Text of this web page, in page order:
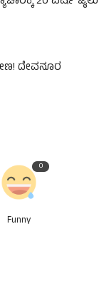
ದೇವನೂರ
0
Funny